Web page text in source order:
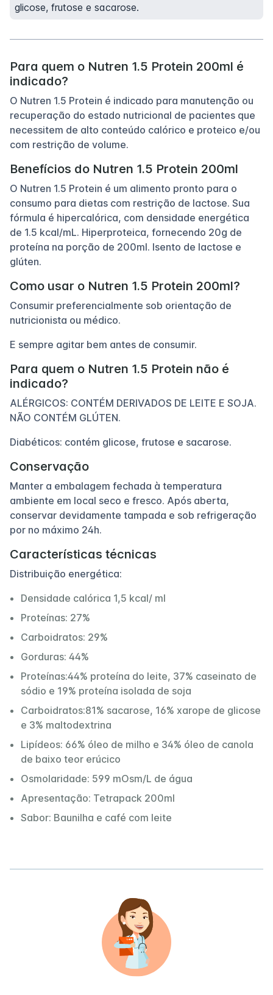
glicose, frutose e sacarose.
Para quem o Nutren 1.5 Protein 200ml é
indicado?
O Nutren 1.5 Protein é indicado para manutenção ou
recuperação do estado nutricional de pacientes que
necessitem de alto conteúdo calórico e proteico e/ou
com restrição de volume.
Benefícios do Nutren 1.5 Protein 200ml
O Nutren 1.5 Protein é um alimento pronto para o
consumo para dietas com restrição de lactose. Sua
fórmula é hipercalórica, com densidade energética
de 1.5 kcal/mL. Hiperproteica, fornecendo 20g de
proteína na porção de 200ml. Isento de lactose e
glúten.
Como usar o Nutren 1.5 Protein 200ml?
Consumir preferencialmente sob orientação de
nutricionista ou médico.
E sempre agitar bem antes de consumir.
Para quem o Nutren 1.5 Protein não é
indicado?
ALÉRGICOS: CONTÉM DERIVADOS DE LEITE E SOJA.
NÃO CONTÉM GLÚTEN.
Diabéticos: contém glicose, frutose e sacarose.
Conservação
Manter a embalagem fechada à temperatura
ambiente em local seco e fresco. Após aberta,
conservar devidamente tampada e sob refrigeração
por no máximo 24h.
Características técnicas
Distribuição energética:
Densidade calórica 1,5 kcal/ ml
Proteínas: 27%
Carboidratos: 29%
Gorduras: 44%
Proteínas:44% proteína do leite, 37% caseinato de
sódio e 19% proteína isolada de soja
Carboidratos:81% sacarose, 16% xarope de glicose
e 3% maltodextrina
Lipídeos: 66% óleo de milho e 34% óleo de canola
de baixo teor erúcico
Osmolaridade: 599 mOsm/L de água
Apresentação: Tetrapack 200ml
Sabor: Baunilha e café com leite